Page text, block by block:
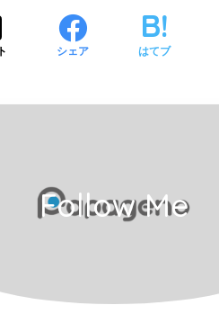
シェア はてブ
Follow Me